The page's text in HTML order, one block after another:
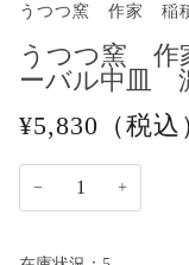
うつつ窯 作家 稲
うつつ窯
ーバル中皿
¥5,830 （税込
− +